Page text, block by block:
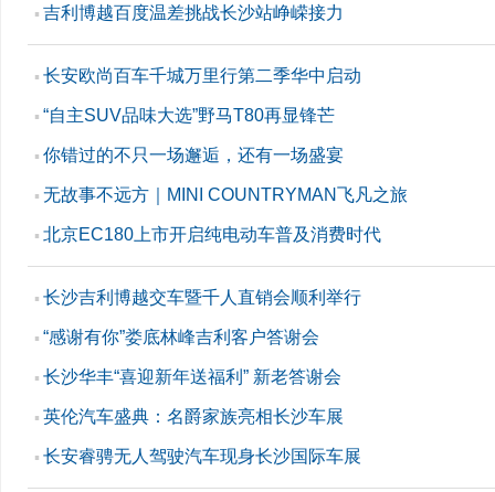
▪ 吉利博越百度温差挑战长沙站峥嵘接力
▪ 长安欧尚百车千城万里行第二季华中启动
▪ “自主SUV品味大选”野马T80再显锋芒
▪ 你错过的不只一场邂逅，还有一场盛宴
▪ 无故事不远方｜MINI COUNTRYMAN飞凡之旅
▪ 北京EC180上市开启纯电动车普及消费时代
▪ 长沙吉利博越交车暨千人直销会顺利举行
▪ “感谢有你”娄底林峰吉利客户答谢会
▪ 长沙华丰“喜迎新年送福利” 新老答谢会
▪ 英伦汽车盛典：名爵家族亮相长沙车展
▪ 长安睿骋无人驾驶汽车现身长沙国际车展